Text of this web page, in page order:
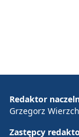
Redaktor
Grzegorz
Zastępcy